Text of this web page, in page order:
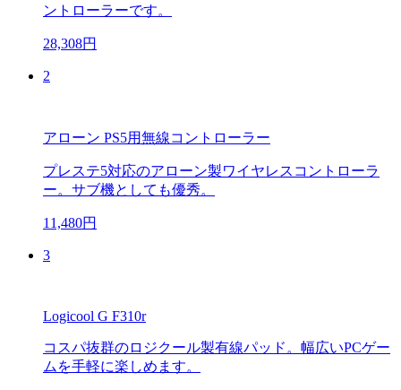
ントローラーです。
28,308円
2
アローン PS5用無線コントローラー
プレステ5対応のアローン製ワイヤレスコントローラ
ー。サブ機としても優秀。
11,480円
3
Logicool G F310r
コスパ抜群のロジクール製有線パッド。幅広いPCゲー
ムを手軽に楽しめます。